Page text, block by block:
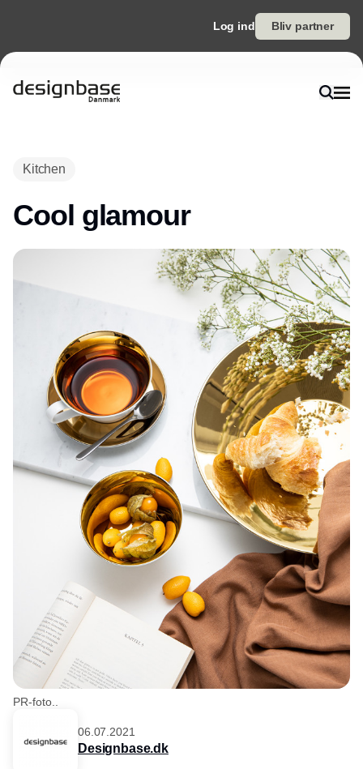
Log ind Bliv partner
Kitchen
Cool glamour
PR-foto..
06.07.2021
Designbase.dk